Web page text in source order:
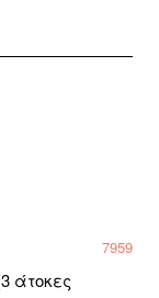
7959
άτοκες